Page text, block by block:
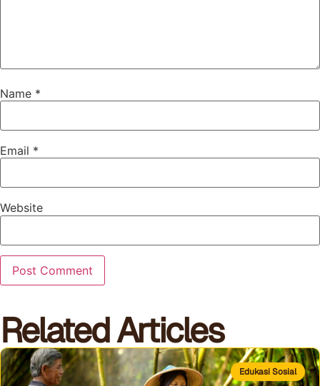
Name *
Email *
Website
Related Articles
Edukasi Sosial